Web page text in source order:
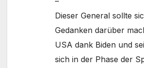
Dieser General sollte
Gedanken darüber
USA dank Biden und
sich in der Phase der